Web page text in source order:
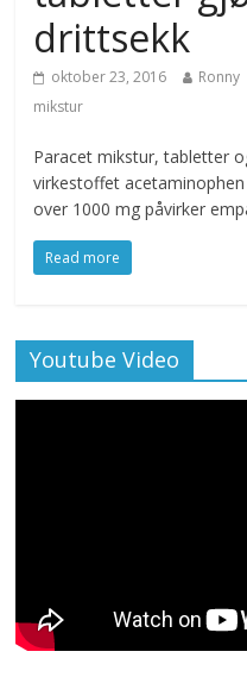
drittsekk
oktober 23, 2016 Ronny
mikstur
Paracet mikstur, tabletter
virkestoffet
over 1000 mg påvirker
Read more
Youtube Video